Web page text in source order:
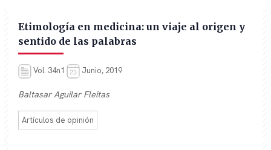
Etimología en medicina: un viaje al origen y
sentido de las palabras
Vol. 34n1 Junio, 2019
Baltasar Aguilar Fleitas
Artículos de opinión